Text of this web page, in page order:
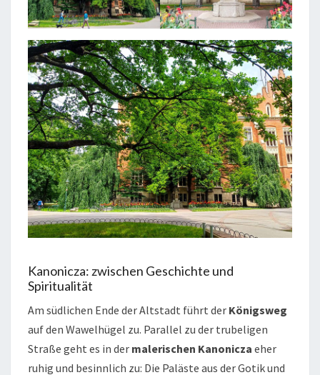
Kanonicza: zwischen Geschichte und
Spiritualität
Am südlichen Ende der Altstadt führt der Königsweg
auf den Wawelhügel zu. Parallel zu der trubeligen
Straße geht es in der malerischen Kanonicza eher
ruhig und besinnlich zu: Die Paläste aus der Gotik und